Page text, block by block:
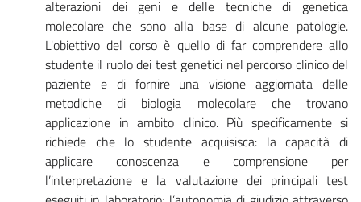
alterazioni dei geni e delle tecniche di genetica
molecolare che sono alla base di alcune patologie.
L'obiettivo del corso è quello di far comprendere allo
studente il ruolo dei test genetici nel percorso clinico del
paziente e di fornire una visione aggiornata delle
metodiche di biologia molecolare che trovano
applicazione in ambito clinico. Più specificamente si
richiede che lo studente acquisisca: la capacità di
applicare conoscenza e comprensione per
l’interpretazione e la valutazione dei principali test